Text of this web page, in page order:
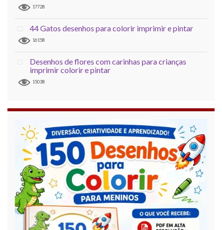
17728
44 Gatos desenhos para colorir imprimir e pintar
16158
Desenhos de flores com carinhas para crianças
imprimir colorir e pintar
15038